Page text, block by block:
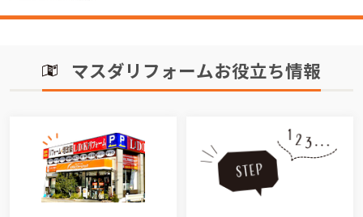
マスダリフォームお役立ち情報